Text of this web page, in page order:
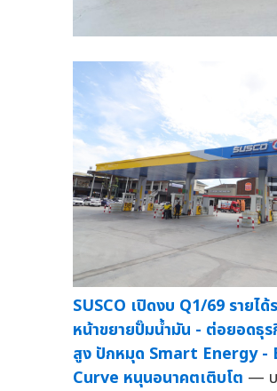
SUSCO เปิดงบ Q1/69 รายไ
หน้าขยายปั๊มน้ำมัน - ต่อยอดธุ
สูง ปักหมุด Smart Energy -
Curve หนุนอนาคตเติบโต — บ